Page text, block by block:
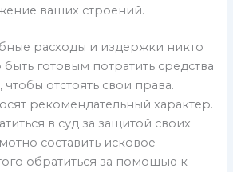
ваших строений.
расходы и издержки никто
готовым потратить средства
отстоять свои права.
рекомендательный характер.
в суд за защитой своих
составить исковое
обратиться за помощью к